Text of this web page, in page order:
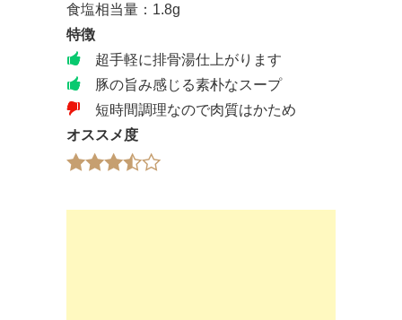
食塩相当量：1.8g
特徴
超手軽に排骨湯仕上がります
豚の旨み感じる素朴なスープ
短時間調理なので肉質はかため
オススメ度